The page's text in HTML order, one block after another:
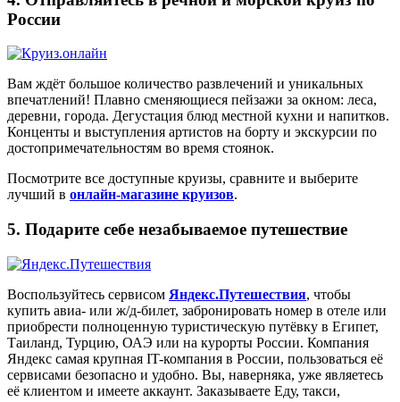
России
Вам ждёт большое количество развлечений и уникальных
впечатлений! Плавно сменяющиеся пейзажи за окном: леса,
деревни, города. Дегустация блюд местной кухни и напитков.
Конценты и выступления артистов на борту и экскурсии по
достопримечательностям во время стоянок.
Посмотрите все доступные круизы, сравните и выберите
лучший в онлайн-магазине круизов.
5. Подарите себе незабываемое путешествие
Воспользуйтесь сервисом Яндекс.Путешествия, чтобы
купить авиа- или ж/д-билет, забронировать номер в отеле или
приобрести полноценную туристическую путёвку в Египет,
Таиланд, Турцию, ОАЭ или на курорты России. Компания
Яндекс самая крупная IT-компания в России, пользоваться её
сервисами безопасно и удобно. Вы, наверняка, уже являетесь
её клиентом и имеете аккаунт. Заказываете Еду, такси,